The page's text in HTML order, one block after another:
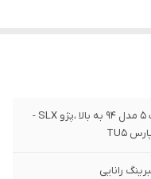
رانا ، پژو 206 تیپ 5 مدل 94 به بالا ،پژو SLX -